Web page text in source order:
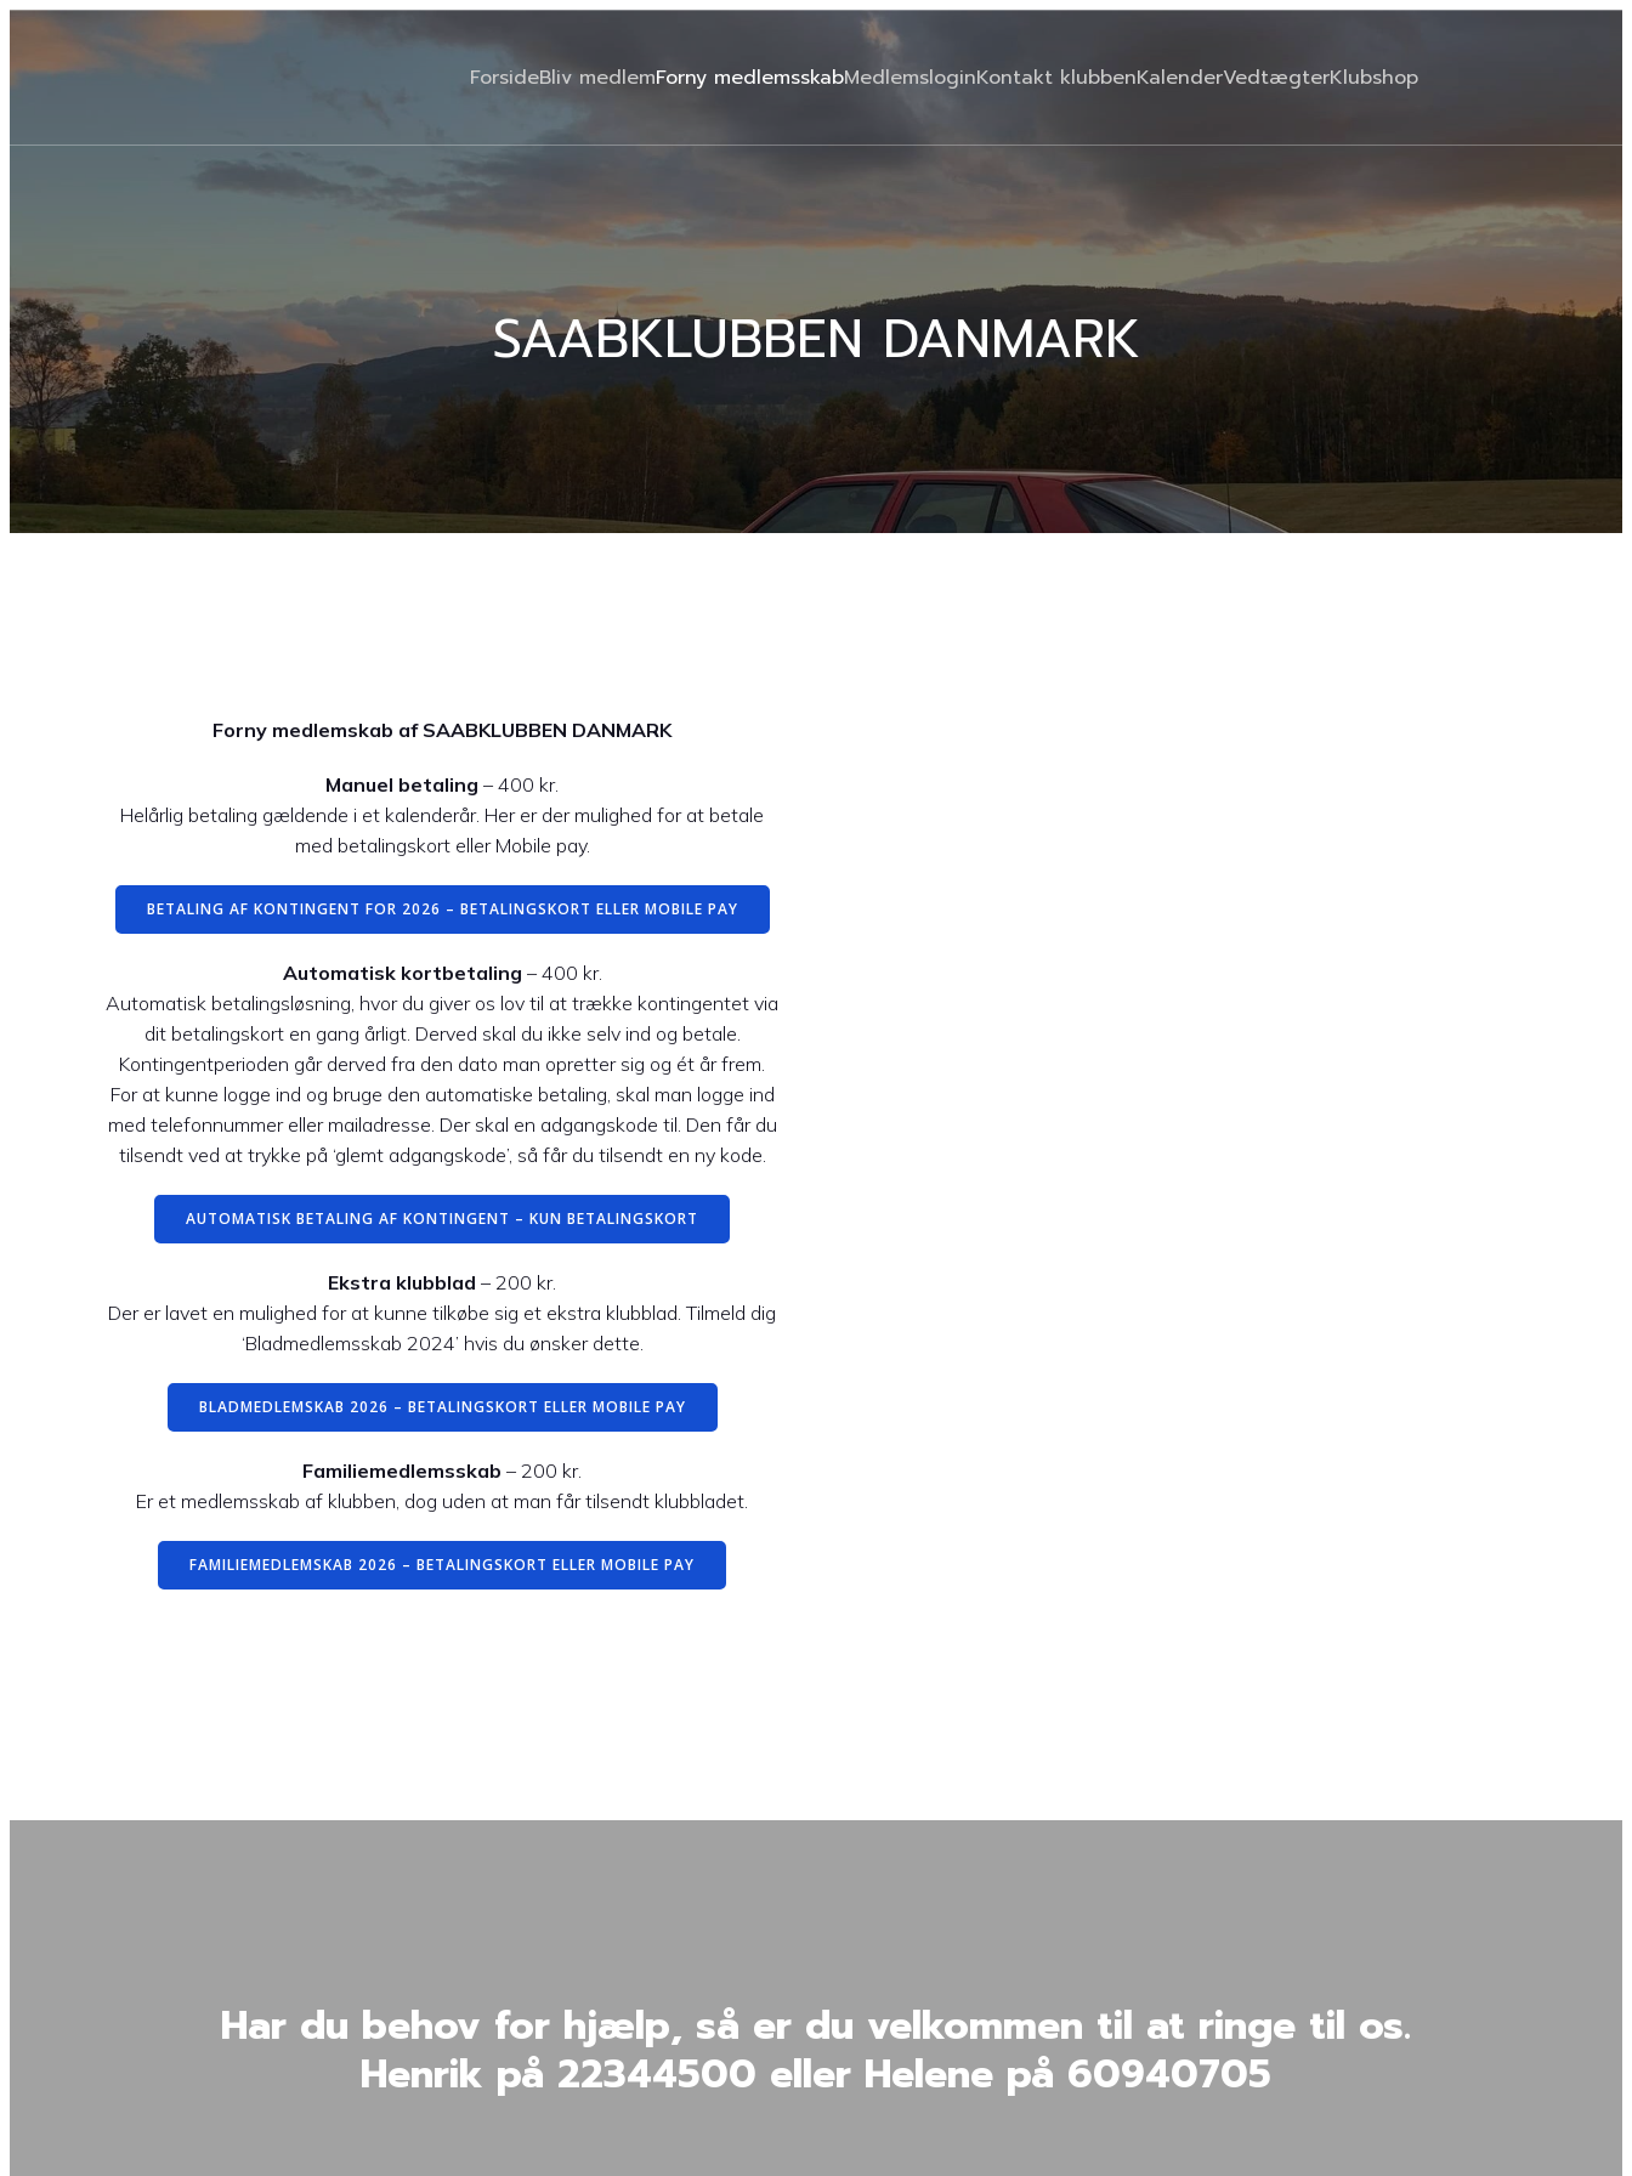
ForsideBliv medlemForny medlemsskabMedlemsloginKontakt klubbenKalenderVedtægterKlubshop
SAABKLUBBEN DANMARK
Forny medlemskab af SAABKLUBBEN DANMARK
Manuel betaling – 400 kr.
Helårlig betaling gældende i et kalenderår. Her er der mulighed for at betale
med betalingskort eller Mobile pay.
BETALING AF KONTINGENT FOR 2026 – BETALINGSKORT ELLER MOBILE PAY
Automatisk kortbetaling – 400 kr.
Automatisk betalingsløsning, hvor du giver os lov til at trække kontingentet via
dit betalingskort en gang årligt. Derved skal du ikke selv ind og betale.
Kontingentperioden går derved fra den dato man opretter sig og ét år frem.
For at kunne logge ind og bruge den automatiske betaling, skal man logge ind
med telefonnummer eller mailadresse. Der skal en adgangskode til. Den får du
tilsendt ved at trykke på ‘glemt adgangskode’, så får du tilsendt en ny kode.
AUTOMATISK BETALING AF KONTINGENT – KUN BETALINGSKORT
Ekstra klubblad – 200 kr.
Der er lavet en mulighed for at kunne tilkøbe sig et ekstra klubblad. Tilmeld dig
‘Bladmedlemsskab 2024’ hvis du ønsker dette.
BLADMEDLEMSKAB 2026 – BETALINGSKORT ELLER MOBILE PAY
Familiemedlemsskab – 200 kr.
Er et medlemsskab af klubben, dog uden at man får tilsendt klubbladet.
FAMILIEMEDLEMSKAB 2026 – BETALINGSKORT ELLER MOBILE PAY
Har du behov for hjælp, så er du velkommen til at ringe til os.
Henrik på 22344500 eller Helene på 60940705